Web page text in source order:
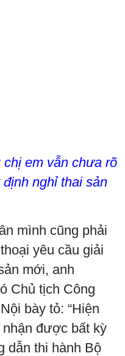
chị em vẫn chưa rõ
nghỉ thai sản
mình cũng phải
yêu cầu giải
mới, anh
Chủ tịch Công
bày tỏ: “Hiện
được bất kỳ
dẫn thi hành Bộ